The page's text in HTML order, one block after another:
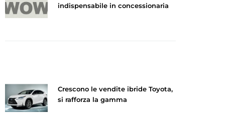
indispensabile in concessionaria
Crescono le vendite ibride Toyota,
si rafforza la gamma